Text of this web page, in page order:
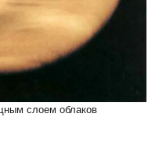
слоем облаков